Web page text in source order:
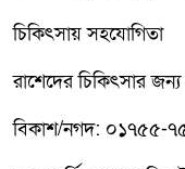
চিকিৎসায় সহযোগিতা
রাশেদের চিকিৎসার
বিকাশ/নগদ: ০১৭৫৫-